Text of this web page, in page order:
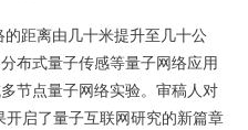
距离由几十米提升至几十公
布式量子传感等量子网络应用
节点量子网络实验。审稿人对
启了量子互联网研究的新篇章